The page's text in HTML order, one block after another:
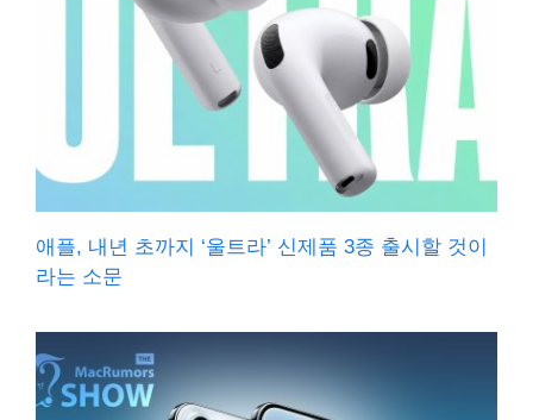
애플, 내년 초까지 ‘울트라’ 신제품 3종 출시할 것이
라는 소문